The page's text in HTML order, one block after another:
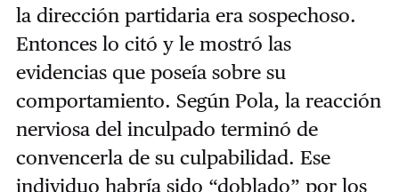
la dirección partidaria era sospechoso.
Entonces lo citó y le mostró las
evidencias que poseía sobre su
comportamiento. Según Pola, la reacción
nerviosa del inculpado terminó de
convencerla de su culpabilidad. Ese
individuo habría sido “doblado” por los